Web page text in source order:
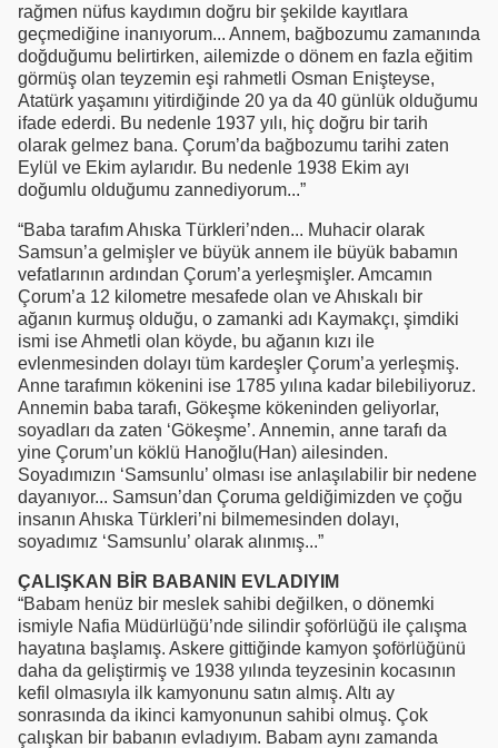
rağmen nüfus kaydımın doğru bir şekilde kayıtlara
geçmediğine inanıyorum... Annem, bağbozumu zamanında
doğduğumu belirtirken, ailemizde o dönem en fazla eğitim
görmüş olan teyzemin eşi rahmetli Osman Enişteyse,
Atatürk yaşamını yitirdiğinde 20 ya da 40 günlük olduğumu
ifade ederdi. Bu nedenle 1937 yılı, hiç doğru bir tarih
olarak gelmez bana. Çorum’da bağbozumu tarihi zaten
Eylül ve Ekim aylarıdır. Bu nedenle 1938 Ekim ayı
doğumlu olduğumu zannediyorum...”
“Baba tarafım Ahıska Türkleri’nden... Muhacir olarak
Samsun’a gelmişler ve büyük annem ile büyük babamın
vefatlarının ardından Çorum’a yerleşmişler. Amcamın
Çorum’a 12 kilometre mesafede olan ve Ahıskalı bir
ağanın kurmuş olduğu, o zamanki adı Kaymakçı, şimdiki
ismi ise Ahmetli olan köyde, bu ağanın kızı ile
evlenmesinden dolayı tüm kardeşler Çorum’a yerleşmiş.
Anne tarafımın kökenini ise 1785 yılına kadar bilebiliyoruz.
Annemin baba tarafı, Gökeşme kökeninden geliyorlar,
soyadları da zaten ‘Gökeşme’. Annemin, anne tarafı da
yine Çorum’un köklü Hanoğlu(Han) ailesinden.
Soyadımızın ‘Samsunlu’ olması ise anlaşılabilir bir nedene
dayanıyor... Samsun’dan Çoruma geldiğimizden ve çoğu
insanın Ahıska Türkleri’ni bilmemesinden dolayı,
soyadımız ‘Samsunlu’ olarak alınmış...”
ÇALIŞKAN BİR BABANIN EVLADIYIM
“Babam henüz bir meslek sahibi değilken, o dönemki
ismiyle Nafia Müdürlüğü’nde silindir şoförlüğü ile çalışma
hayatına başlamış. Askere gittiğinde kamyon şoförlüğünü
daha da geliştirmiş ve 1938 yılında teyzesinin kocasının
kefil olmasıyla ilk kamyonunu satın almış. Altı ay
sonrasında da ikinci kamyonunun sahibi olmuş. Çok
çalışkan bir babanın evladıyım. Babam aynı zamanda